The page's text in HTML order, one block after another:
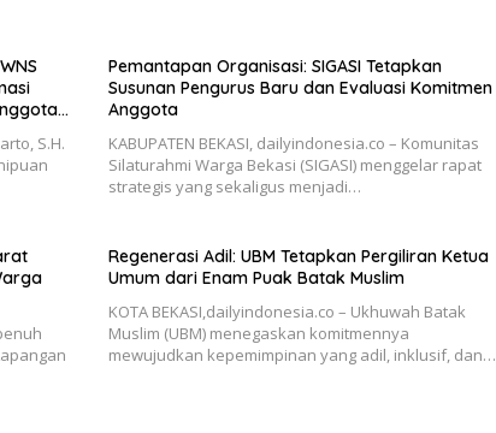
S.H.
Pemantapan Organisasi: SIGASI Tetapkan
Susunan Pengurus Baru dan Evaluasi Komitmen
Anggota
KABUPATEN BEKASI, dailyindonesia.co – Komunitas
Silaturahmi Warga Bekasi (SIGASI) menggelar rapat
strategis yang sekaligus menjadi…
Regenerasi Adil: UBM Tetapkan Pergiliran Ketua
Umum dari Enam Puak Batak Muslim
KOTA BEKASI,dailyindonesia.co – Ukhuwah Batak
Muslim (UBM) menegaskan komitmennya
mewujudkan kepemimpinan yang adil, inklusif, dan…